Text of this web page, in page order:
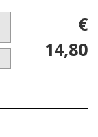
€
14,80